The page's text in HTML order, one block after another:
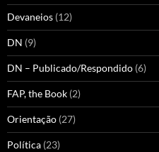
Devaneios (12)
DN (9)
DN – Publicado/Respondido (6)
FAP, the Book (2)
Orientação (27)
Política (23)